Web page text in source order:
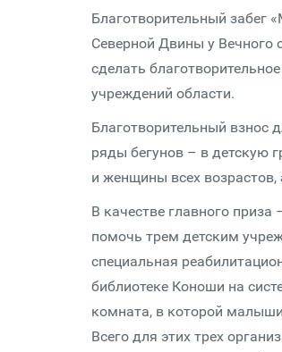
Благотворительный забег
Северной Двины у Вечного
сделать
учреждений области.
Благотворительный взнос
ряды бегунов – в детскую
и женщины всех
В качестве главного
помочь трем детским
специальная
библиотеке Коноши на
комната, в которой
Всего для этих трех